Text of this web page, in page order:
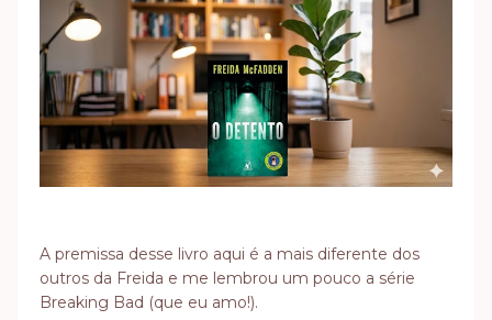
A premissa desse livro aqui é a mais diferente dos
outros da Freida e me lembrou um pouco a série
Breaking Bad (que eu amo!).